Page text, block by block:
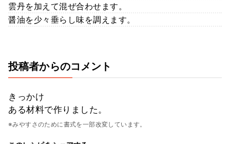
雲丹を加えて混ぜ合わせます。
醤油を少々垂らし味を調えます。
投稿者からのコメント
きっかけ
ある材料で作りました。
※みやすさのために書式を一部改変しています。